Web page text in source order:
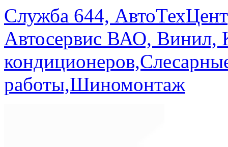
Служба 644,
Автосервис ВАО, Винил,
работы,Шиномонтаж